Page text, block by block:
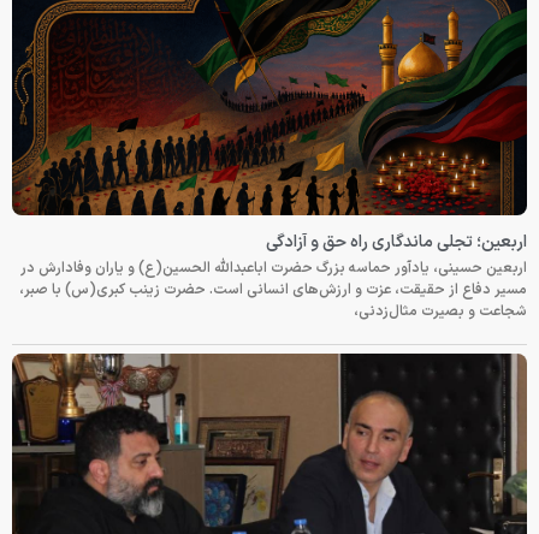
اربعین؛ تجلی ماندگاری راه حق و آزادگی
اربعین حسینی، یادآور حماسه بزرگ حضرت اباعبدالله الحسین(ع) و یاران وفادارش در
مسیر دفاع از حقیقت، عزت و ارزش‌های انسانی است. حضرت زینب کبری(س) با صبر،
شجاعت و بصیرت مثال‌زدنی،